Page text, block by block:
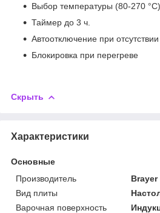
Выбор температуры (80-270 °С)
Таймер до 3 ч.
Автоотключение при
Блокировка при перегреве
Скрыть
Характеристики
Основные
Производитель
Brayer
Вид плиты
Варочная поверхность